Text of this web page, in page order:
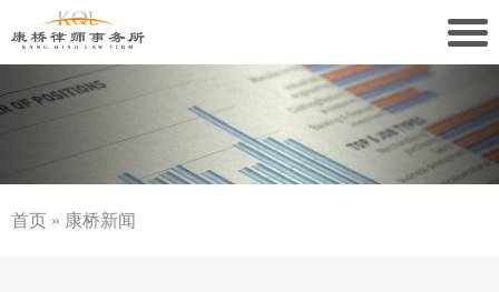
关于康桥
康桥文化
首页 » 康桥新闻